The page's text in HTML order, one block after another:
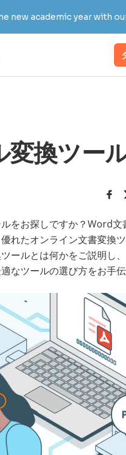
new academic year with
換ツー
をお探しですか？Word文
れたオンライン文書変換
ールとは何かをご説明し
なツールの選び方をお手伝